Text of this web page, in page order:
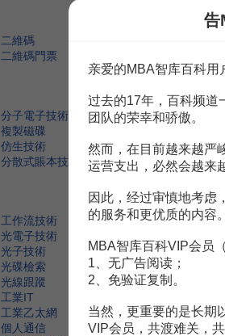
二維碼
二維碼門票
分子電子技術
複製磁碟
仿生技術
分散式賬本技術
工作流技術
光電子技術
光子技術
光碟檢索
光線跟蹤
工業IT
工業乙太網
個人通信
告
亲爱的MBA智库百科用
过去的17年，百科频道
团队的荣幸和骄傲。
然而，在目前越来越严
运营支出，必然会越来
因此，经过审慎地考虑
的服务和更优质的内容。
MBA智库百科VIP会员
1、无广告阅读；
2、免验证复制。
当然，更重要的是长期
VIP会员，共渡难关，